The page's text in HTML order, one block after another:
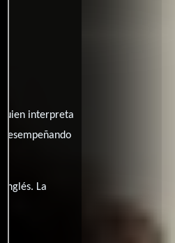
quien interpreta
desempeñando
Inglés. La